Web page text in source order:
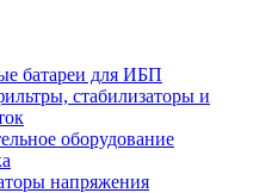
батареи для ИБП
стабилизаторы и
оборудование
напряжения